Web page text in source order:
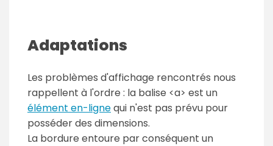
Adaptations
Les problèmes d'affichage rencontrés nous
rappellent à l'ordre : la balise <a> est un
élément en-lignequi n'est pas prévu pour
posséder des dimensions.
La bordure entoure par conséquent un